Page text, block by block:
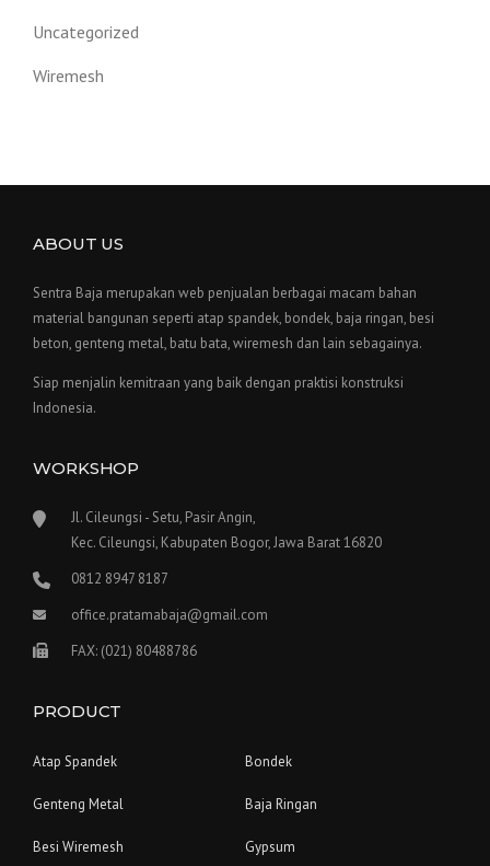
Uncategorized
Wiremesh
ABOUT US
Sentra Baja merupakan web penjualan berbagai macam bahan
material bangunan seperti atap spandek, bondek, baja ringan, besi
beton, genteng metal, batu bata, wiremesh dan lain sebagainya.
Siap menjalin kemitraan yang baik dengan praktisi konstruksi
Indonesia.
WORKSHOP
Jl. Cileungsi - Setu, Pasir Angin,
Kec. Cileungsi, Kabupaten Bogor, Jawa Barat 16820
0812 8947 8187
office.pratamabaja@gmail.com
FAX: (021) 80488786
PRODUCT
Atap Spandek Bondek
Genteng Metal Baja Ringan
Besi Wiremesh Gypsum